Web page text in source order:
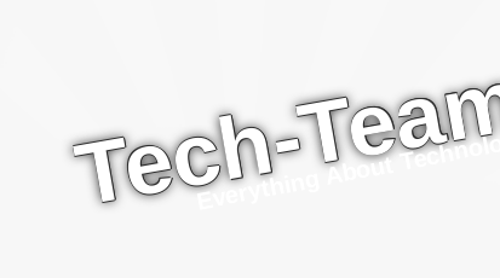
Tech-Everything About Technology